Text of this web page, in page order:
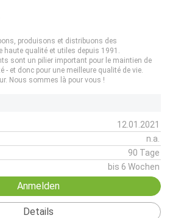
produisons et distribuons des
haute qualité et utiles depuis 1991.
sont un pilier important pour le maintien de
- et donc pour une meilleure qualité de vie.
Nous sommes là pour vous !
12.01.2021
n.a.
90 Tage
bis 6 Wochen
Anmelden
Details